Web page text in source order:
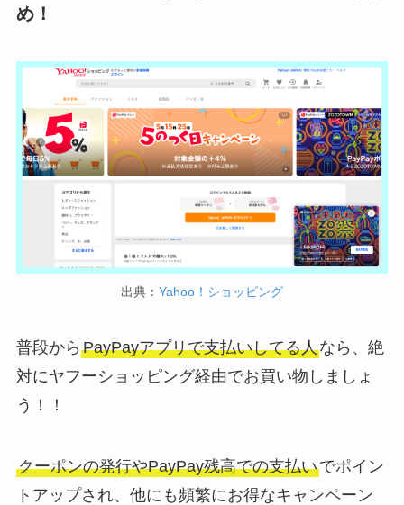
め！
出典： Yahoo！ショッピング
普段から PayPayアプリで支払いしてる人なら、絶
対にヤフーショッピング経由でお買い物しましょ
う！！
クーポンの発行やPayPay残高での支払いでポイン
トアップされ、他にも頻繁にお得なキャンペーン